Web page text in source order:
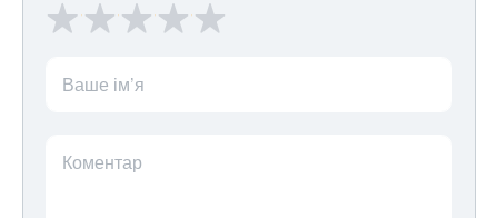
Ваше ім’я
Коментар